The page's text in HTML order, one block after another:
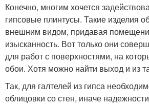
Конечно, многим хочется
гипсовые плинтусы. Такие изделия
внешним видом, придавая
изысканность. Вот только они
для работ с поверхностями, на
обои. Хотя можно найти выход и из
Так, для галтелей из гипса
облицовки со стен, иначе